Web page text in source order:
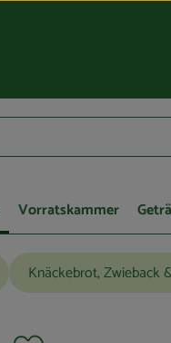
Vorratskammer
Knäckebrot, Zwieback